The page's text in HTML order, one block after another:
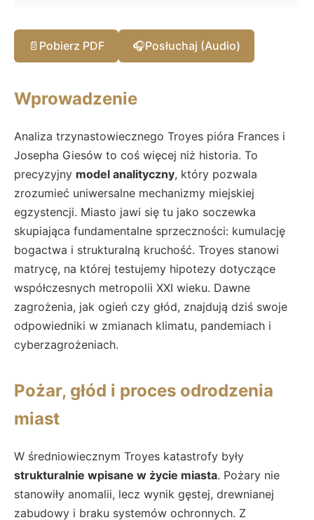
📄 Pobierz PDF 🎧Posłuchaj (Audio)
Wprowadzenie
Analiza trzynastowiecznego Troyes pióra Frances i
Josepha Giesów to coś więcej niż historia. To
precyzyjny model analityczny, który pozwala
zrozumieć uniwersalne mechanizmy miejskiej
egzystencji. Miasto jawi się tu jako soczewka
skupiająca fundamentalne sprzeczności: kumulację
bogactwa i strukturalną kruchość. Troyes stanowi
matrycę, na której testujemy hipotezy dotyczące
współczesnych metropolii XXI wieku. Dawne
zagrożenia, jak ogień czy głód, znajdują dziś swoje
odpowiedniki w zmianach klimatu, pandemiach i
cyberzagrożeniach.
Pożar, głód i proces odrodzenia
miast
W średniowiecznym Troyes katastrofy były
strukturalnie wpisane w życie miasta. Pożary nie
stanowiły anomalii, lecz wynik gęstej, drewnianej
zabudowy i braku systemów ochronnych. Z